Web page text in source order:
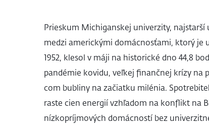
Prieskum Michiganskej univerzity,
medzi americkými domácnosťami, ktorý je
1952, klesol v máji na historické dno 44,8
pandémie kovidu, veľkej finančnej krízy na
com bubliny na začiatku milénia.
raste cien energií vzhľadom na konflikt na
nízkopríjmových domácností bez